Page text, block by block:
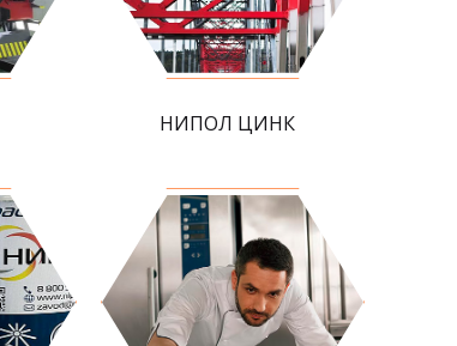
НИПОЛ ЦИНК